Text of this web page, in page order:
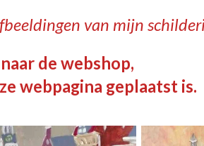
van mijn
de webshop,
webpagina geplaatst is.